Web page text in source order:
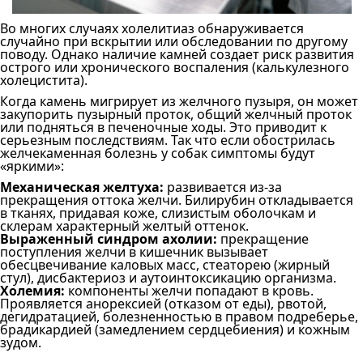
Во многих случаях холелитиаз обнаруживается
случайно при вскрытии или обследовании по другому
поводу. Однако наличие камней создает риск развития
острого или хронического воспаления (калькулезного
холецистита).
Когда камень мигрирует из желчного пузыря, он может
закупорить пузырный проток, общий желчный проток
или подняться в печеночные ходы. Это приводит к
серьезным последствиям. Так что если обострилась
желчекаменная болезнь у собак симптомы будут
«яркими»:
Механическая желтуха: развивается из-за
прекращения оттока желчи. Билирубин откладывается
в тканях, придавая коже, слизистым оболочкам и
склерам характерный желтый оттенок.
Выраженный синдром ахолии: прекращение
поступления желчи в кишечник вызывает
обесцвечивание каловых масс, стеаторею (жирный
стул), дисбактериоз и аутоинтоксикацию организма.
Холемия: компоненты желчи попадают в кровь.
Проявляется анорексией (отказом от еды), рвотой,
дегидратацией, болезненностью в правом подреберье,
брадикардией (замедлением сердцебиения) и кожным
зудом.